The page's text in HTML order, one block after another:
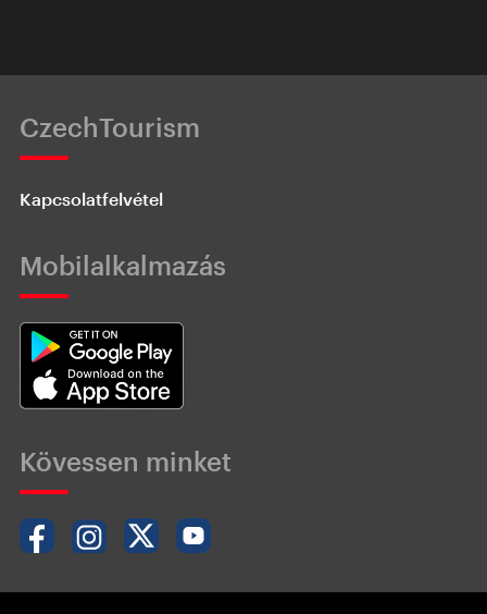
CzechTourism
Kapcsolatfelvétel
Mobilalkalmazás
Kövessen minket